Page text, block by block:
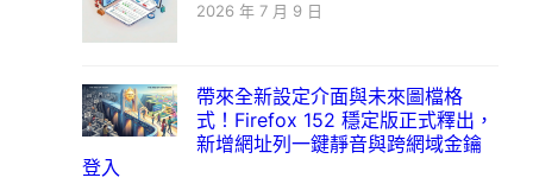
2026 年 7 月 9 日
帶來全新設定介面與未來圖檔格
式！Firefox 152 穩定版正式釋出，
新增網址列一鍵靜音與跨網域金鑰
登入